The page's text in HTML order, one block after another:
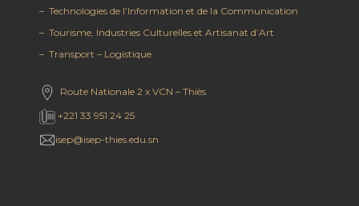
– Technologies de l’Information et de la Communication
– Tourisme, Industries Culturelles et Artisanat d’Art
– Transport – Logistique
Route Nationale 2 x VCN – Thiès
+221 33 951 24 25
isep@isep-thies.edu.sn